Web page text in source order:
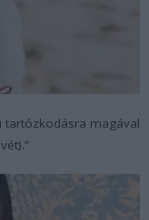
tartózkodásra magával